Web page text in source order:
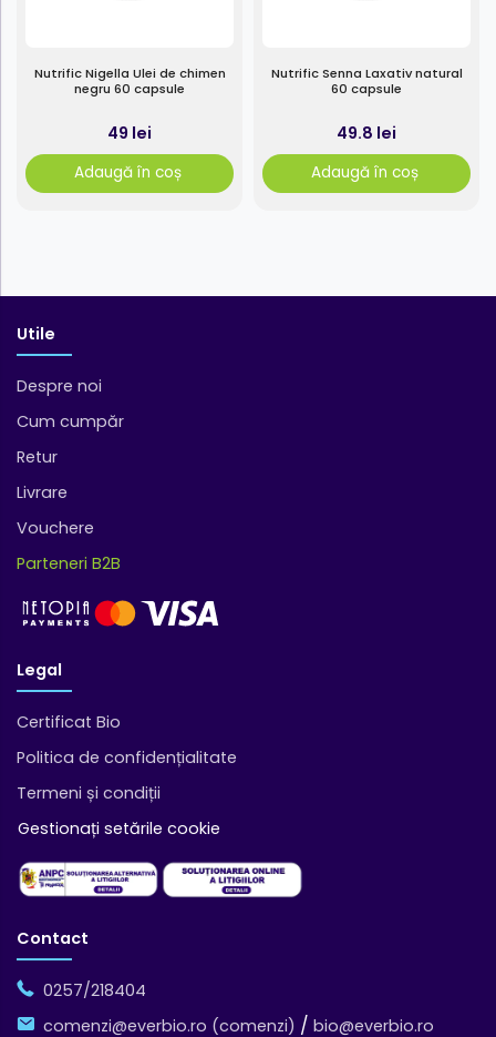
Nutrific Nigella Ulei de chimen
negru 60 capsule
49 lei
Adaugă în coș
Nutrific Senna Laxativ natural
60 capsule
49.8 lei
Adaugă în coș
Utile
Despre noi
Cum cumpăr
Retur
Livrare
Vouchere
Parteneri B2B
Legal
Certificat Bio
Politica de confidențialitate
Termeni și condiții
Gestionați setările cookie
Contact
0257/218404
comenzi@everbio.ro (comenzi) / bio@everbio.ro